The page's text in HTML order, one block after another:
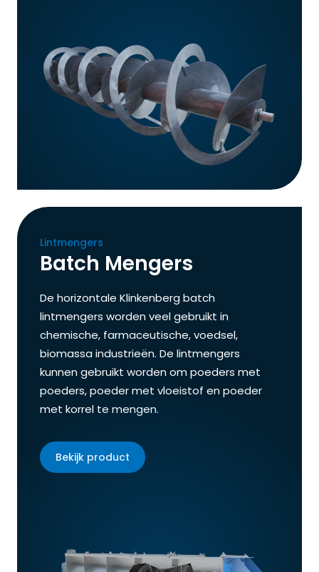
Lintmengers
Batch Mengers
De horizontale Klinkenberg batch
lintmengers worden veel gebruikt in
chemische, farmaceutische, voedsel,
biomassa industrieën. De lintmengers
kunnen gebruikt worden om poeders met
poeders, poeder met vloeistof en poeder
met korrel te mengen.
Bekijk product